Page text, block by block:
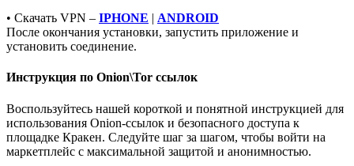
• Скачать VPN – IPHONE | ANDROID
После окончания установки, запустить приложение и
установить соединение.
Инструкция по Onion\Tor ссылок
Воспользуйтесь нашей короткой и понятной инструкцией для
использования Onion-ссылок и безопасного доступа к
площадке Кракен. Следуйте шаг за шагом, чтобы войти на
маркетплейс с максимальной защитой и анонимностью.